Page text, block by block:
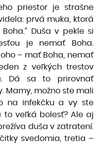
priestor je strašne
prvá muka, ktorá
Duša v pekle si
je nemať Boha.
– mať Boha, nemať
z veľkých trestov
Dá sa to prirovnať
Mamy, možno ste mali
na infekčku a vy ste
to veľká bolesť? Ale aj
duša v zatratení.
svedomia, tretia –